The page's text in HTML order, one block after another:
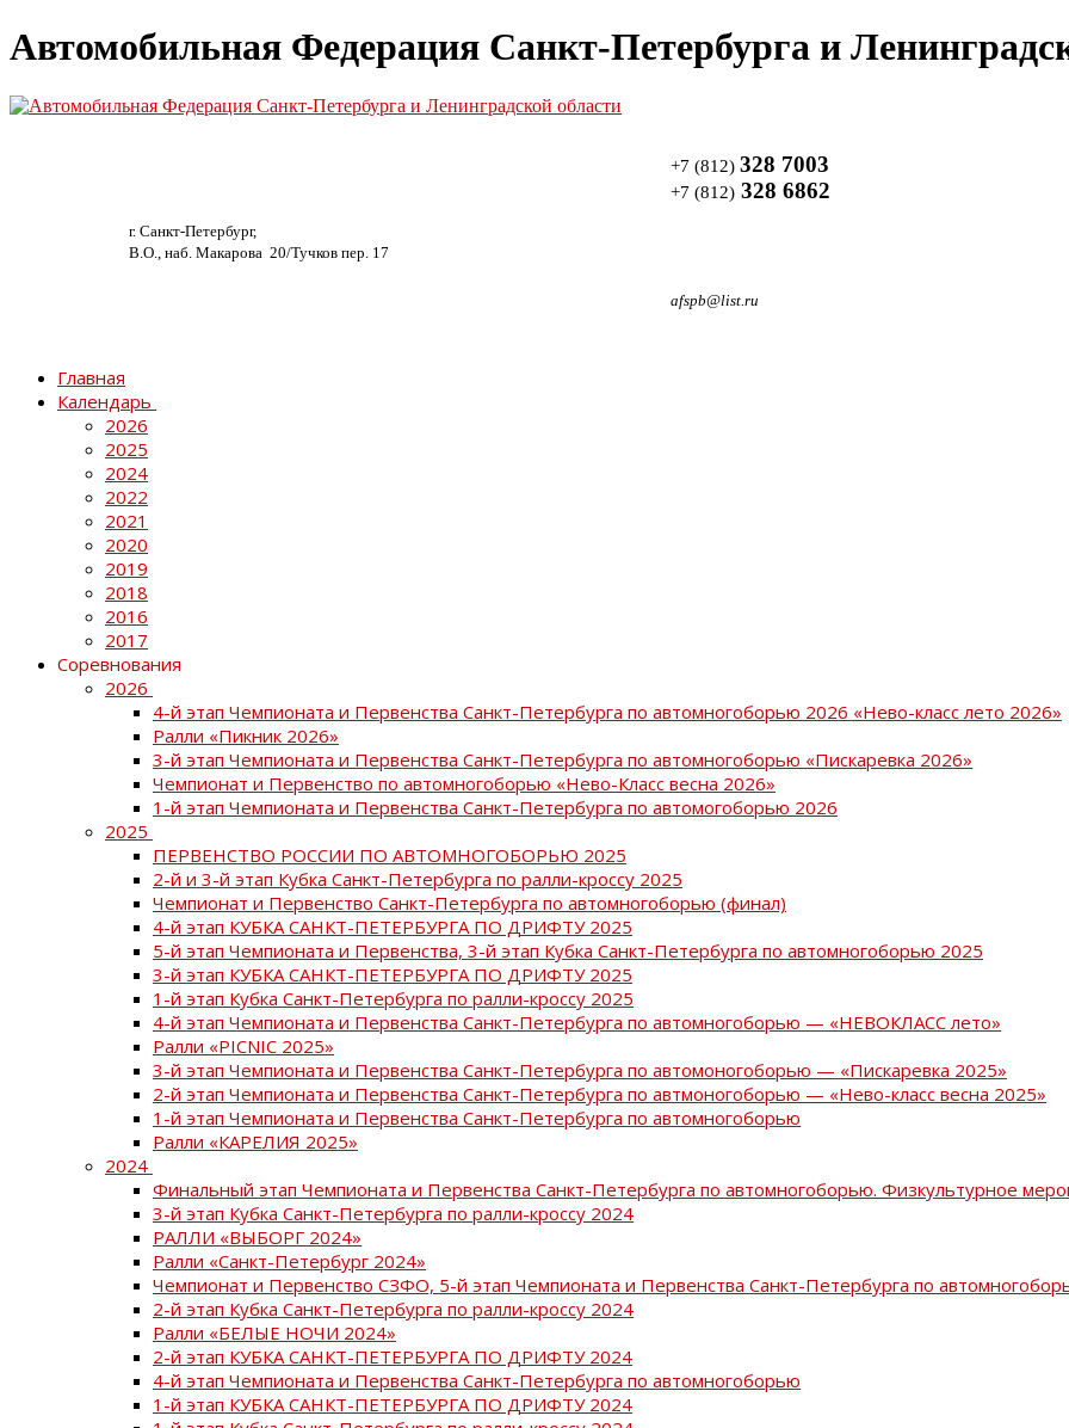
Автомобильная Федерация Санкт-Петербурга и
г. Санкт-Петербург,
В.О., наб. Макарова 20/Тучков пер. 17
+7 (812) 328 7003
+7 (812) 328 6862
afspb@list.ru
Главная
Календарь
2026
2025
2024
2022
2021
2020
2019
2018
2016
2017
Соревнования
2026
4-й этап Чемпионата и Первенства Санкт-Петербурга по автомногоборью 2026 «Нево-класс лето 2026»
Ралли «Пикник 2026»
3-й этап Чемпионата и Первенства Санкт-Петербурга по автомногоборью «Пискаревка 2026»
Чемпионат и Первенство по автомногоборью «Нево-Класс весна 2026»
1-й этап Чемпионата и Первенства Санкт-Петербурга по автомогоборью 2026
2025
ПЕРВЕНСТВО РОССИИ ПО АВТОМНОГОБОРЬЮ 2025
2-й и 3-й этап Кубка Санкт-Петербурга по ралли-кроссу 2025
Чемпионат и Первенство Санкт-Петербурга по автомногоборью (финал)
4-й этап КУБКА САНКТ-ПЕТЕРБУРГА ПО ДРИФТУ 2025
5-й этап Чемпионата и Первенства, 3-й этап Кубка Санкт-Петербурга по автомногоборью 2025
3-й этап КУБКА САНКТ-ПЕТЕРБУРГА ПО ДРИФТУ 2025
1-й этап Кубка Санкт-Петербурга по ралли-кроссу 2025
4-й этап Чемпионата и Первенства Санкт-Петербурга по автомногоборью — «НЕВОКЛАСС лето»
Ралли «PICNIC 2025»
3-й этап Чемпионата и Первенства Санкт-Петербурга по автомоногоборью — «Пискаревка 2025»
2-й этап Чемпионата и Первенства Санкт-Петербурга по автмоногоборью — «Нево-класс весна 2025»
1-й этап Чемпионата и Первенства Санкт-Петербурга по автомногоборью
Ралли «КАРЕЛИЯ 2025»
2024
Финальный этап Чемпионата и Первенства Санкт-Петербурга по автомногоборью. Физкультурное
3-й этап Кубка Санкт-Петербурга по ралли-кроссу 2024
РАЛЛИ «ВЫБОРГ 2024»
Ралли «Санкт-Петербург 2024»
Чемпионат и Первенство СЗФО, 5-й этап Чемпионата и Первенства Санкт-Петербурга по
2-й этап Кубка Санкт-Петербурга по ралли-кроссу 2024
Ралли «БЕЛЫЕ НОЧИ 2024»
2-й этап КУБКА САНКТ-ПЕТЕРБУРГА ПО ДРИФТУ 2024
4-й этап Чемпионата и Первенства Санкт-Петербурга по автомногоборью
1-й этап КУБКА САНКТ-ПЕТЕРБУРГА ПО ДРИФТУ 2024